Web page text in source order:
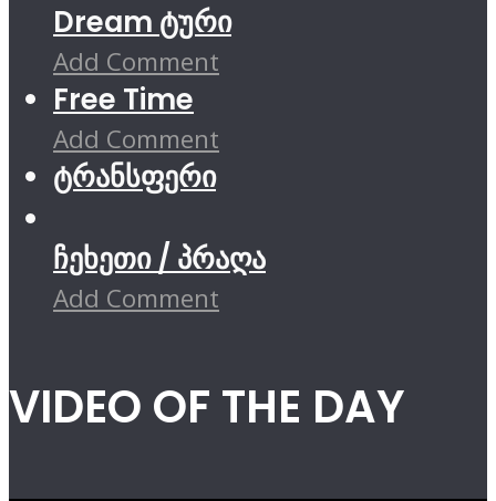
Dream ტური
Add Comment
Free Time
Add Comment
ტრანსფერი
ჩეხეთი / პრაღა
Add Comment
VIDEO OF THE DAY